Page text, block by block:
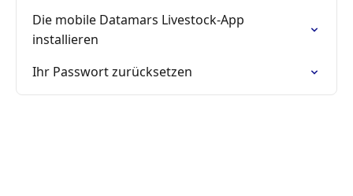
Die mobile Datamars Livestock-App
installieren
Ihr Passwort zurücksetzen